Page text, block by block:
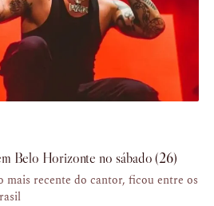
Belo Horizonte no sábado (26)
mais recente do cantor, ficou entre os